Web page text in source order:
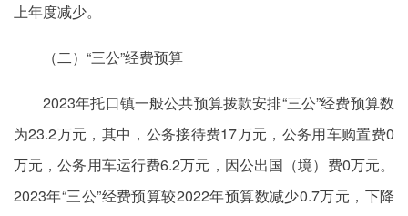
上年度减少。
（二）“三公”经费预算
2023年托口镇一般公共预算拨款安排“三公”经费预算数
为23.2万元，其中，公务接待费17万元，公务用车购置费0
万元，公务用车运行费6.2万元，因公出国（境）费0万元。
2023年“三公”经费预算较2022年预算数减少0.7万元，下降